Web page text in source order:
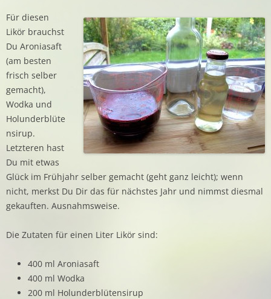
Für diesen
Likör brauchst
Du Aroniasaft
(am besten
frisch selber
gemacht),
Wodka und
Holunderblüte
nsirup.
Letzteren hast
Du mit etwas
Glück im Frühjahr selber gemacht (geht ganz leicht); wenn
nicht, merkst Du Dir das für nächstes Jahr und nimmst diesmal
gekauften. Ausnahmsweise.
Die Zutaten für einen Liter Likör sind:
400 ml Aroniasaft
400 ml Wodka
200 ml Holunderblütensirup